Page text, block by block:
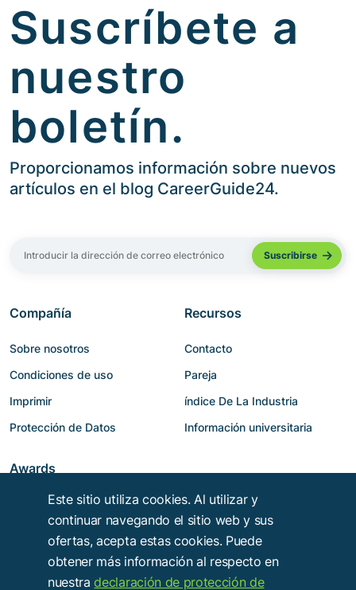
Suscríbete a
nuestro
boletín.
Proporcionamos información sobre nuevos
artículos en el blog CareerGuide24.
Compañía
Sobre nosotros
Condiciones de uso
Imprimir
Protección de Datos
Recursos
Contacto
Pareja
índice De La Industria
Información universitaria
Awards
Este sitio utiliza cookies. Al utilizar y
continuar navegando el sitio web y sus
ofertas, acepta estas cookies. Puede
obtener más información al respecto en
nuestradeclaración de protección de